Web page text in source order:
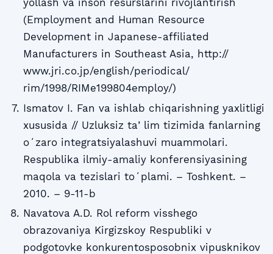
yollash va inson resurslarini rivojlantirish
(Employment and Human Resource
Development in Japanese-affiliated
Manufacturers in Southeast Asia, http://
www.jri.co.jp/english/periodical/
rim/1998/RIMe199804employ/)
Ismatov I. Fan va ishlab chiqarishning yaxlitligi
xususida // Uzluksiz taʼlim tizimida fanlarning
oʻzaro integratsiyalashuvi muammolari.
Respublika ilmiy-amaliy konferensiyasining
maqola va tezislari toʻplami. – Toshkent. –
2010. – 9-11-b
Navatova A.D. Rol reform visshego
obrazovaniya Kirgizskoy Respubliki v
podgotovke konkurentosposobnix vipusknikov